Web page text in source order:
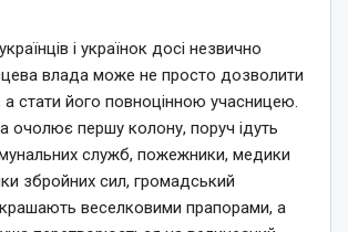
і українок досі незвично
влада може не просто дозволити
а стати його повноцінною учасницею.
очолює першу колону, поруч ідуть
служб, пожежники, медики
збройних сил, громадський
веселковими прапорами, а